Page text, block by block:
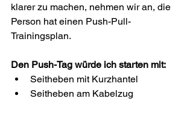
klarer zu machen, nehmen wir an, die
Person hat einen Push-Pull-
Trainingsplan.
Den Push-Tag würde ich starten mit:
Seitheben mit Kurzhantel
Seitheben am Kabelzug